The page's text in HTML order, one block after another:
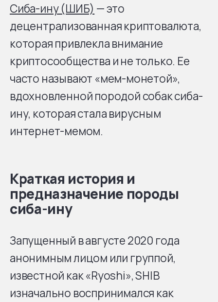
Сиба-ину (ШИБ) — это
децентрализованная криптовалюта,
которая привлекла внимание
криптосообщества и не только. Ее
часто называют «мем-монетой»,
вдохновленной породой собак сиба-
ину, которая стала вирусным
интернет-мемом.
Краткая история и
предназначение породы
сиба-ину
Запущенный в августе 2020 года
анонимным лицом или группой,
известной как «Ryoshi», SHIB
изначально воспринимался как